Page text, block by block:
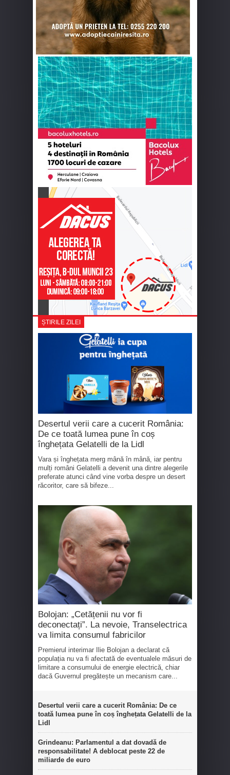
ȘTIRILE ZILEI
Desertul verii care a cucerit România:
De ce toată lumea pune în coș
înghețata Gelatelli de la Lidl
Vara și înghețata merg mână în mână, iar pentru
mulți români Gelatelli a devenit una dintre alegerile
preferate atunci când vine vorba despre un desert
răcoritor, care să bifeze...
Bolojan: „Cetățenii nu vor fi
deconectați”. La nevoie, Transelectrica
va limita consumul fabricilor
Premierul interimar Ilie Bolojan a declarat că
populația nu va fi afectată de eventualele măsuri de
limitare a consumului de energie electrică, chiar
dacă Guvernul pregătește un mecanism care...
Desertul verii care a cucerit România: De ce
toată lumea pune în coș înghețata Gelatelli de la
Lidl
Grindeanu: Parlamentul a dat dovadă de
responsabilitate! A deblocat peste 22 de
miliarde de euro